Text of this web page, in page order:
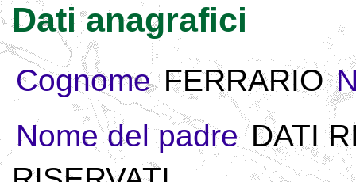
Dati anagrafici
Cognome FERRARIO
Nome del padre DATI